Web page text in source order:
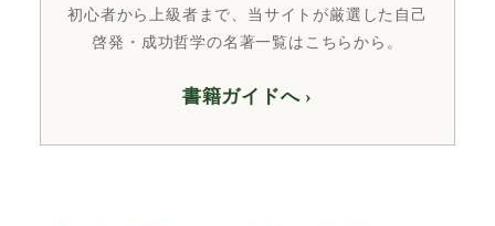
初心者から上級者まで、当サイトが厳選した自己
啓発・成功哲学の名著一覧はこちらから。
書籍ガイドへ ›